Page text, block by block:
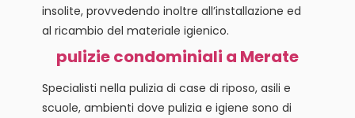
insolite, provvedendo inoltre all’installazione ed
al ricambio del materiale igienico.
pulizie condominiali a Merate
Specialisti nella pulizia di case di riposo, asili e
scuole, ambienti dove pulizia e igiene sono di